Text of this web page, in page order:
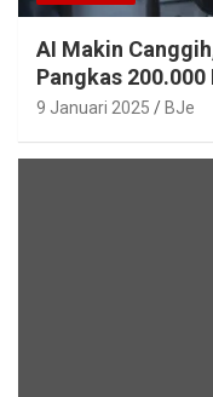
AI Makin
Pangkas 200.000
9 Januari 2025 BJe